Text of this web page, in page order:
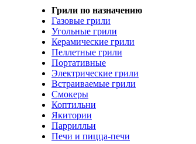
Грили по назначению
Газовые грили
Угольные грили
Керамические грили
Пеллетные грили
Портативные
Электрические грили
Встраиваемые грили
Смокеры
Коптильни
Якитории
Паррилльи
Печи и пицца-печи